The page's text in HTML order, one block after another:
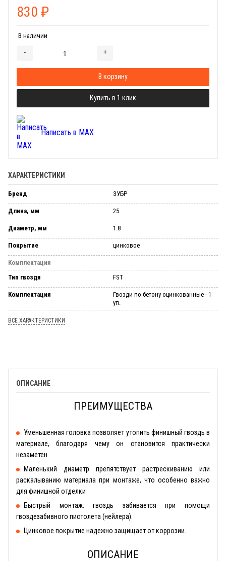
830 ₽
В наличии
- +
В корзину
Купить в 1 клик
Написать в MAX
ХАРАКТЕРИСТИКИ
Бренд ЗУБР
Длина, мм 25
Диаметр, мм 1.8
Покрытие цинковое
Комплектация
Тип гвоздя
FST
Комплектация
Гвозди по бетону оцинкованные - 1
уп.
ВСЕ ХАРАКТЕРИСТИКИ
ОПИСАНИЕ
ПРЕИМУЩЕСТВА
Уменьшенная головка позволяет утопить финишный гвоздь в
материале, благодаря чему он становится практически
незаметен
Маленький диаметр препятствует растрескиванию или
раскалыванию материала при монтаже, что особенно важно
для финишной отделки
Быстрый монтаж: гвоздь забивается при помощи
гвоздезабивного пистолета (нейлера).
Цинковое покрытие надежно защищает от коррозии.
ОПИСАНИЕ